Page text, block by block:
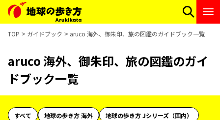
TOP ガイドブック aruco 海外、御朱印、旅の図鑑のガイドブック一覧
aruco 海外、御朱印、旅の図鑑のガイ
ドブック一覧
すべて 地球の歩き方 海外
地球の歩き方 Jシリーズ（国内）